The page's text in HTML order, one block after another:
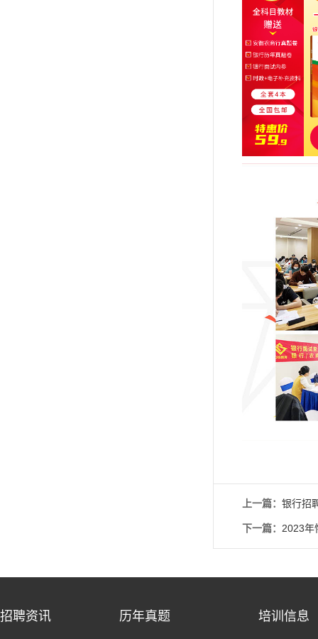
上一篇： 银行招
下一篇： 2023年
招聘资讯 历年真题 培训信息